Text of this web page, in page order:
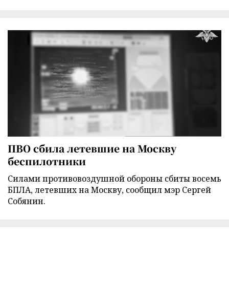
ПВО сбила летевшие на Москву
беспилотники
Силами противовоздушной обороны сбиты восемь
БПЛА, летевших на Москву, сообщил мэр Сергей
Собянин.